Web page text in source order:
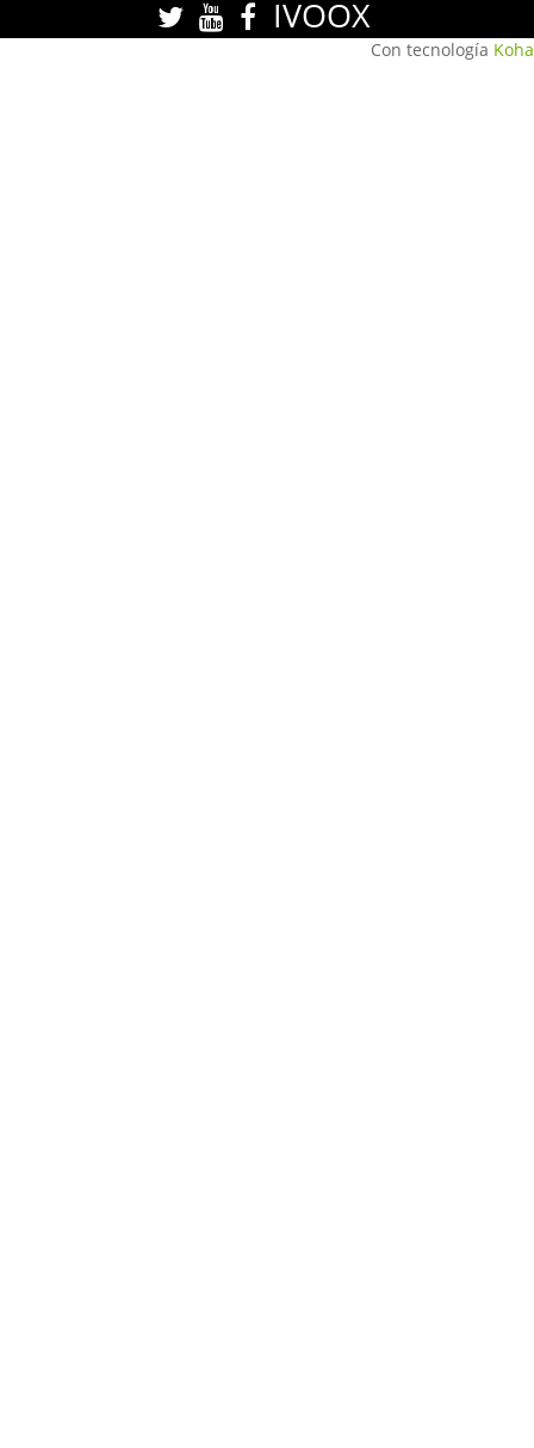
IVOOX
Con tecnología Koha